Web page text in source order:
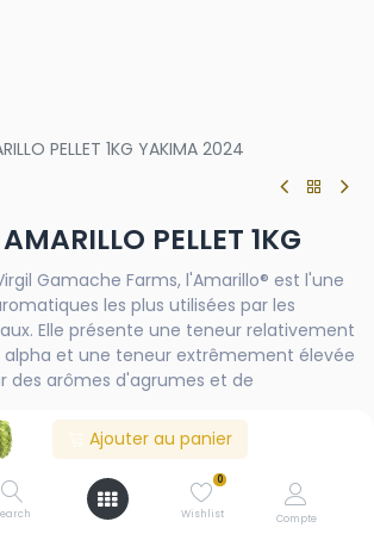
Ajouter au panier
0
Wishlist Compte
PELLET 1KG YAKIMA 2024
PELLET 1KG
Gamache Farms, l'Amarillo® est l'une
les plus utilisées par les
Elle présente une teneur relativement
alpha et une teneur extrêmement élevée
des arômes d'agrumes et de
2025YCH